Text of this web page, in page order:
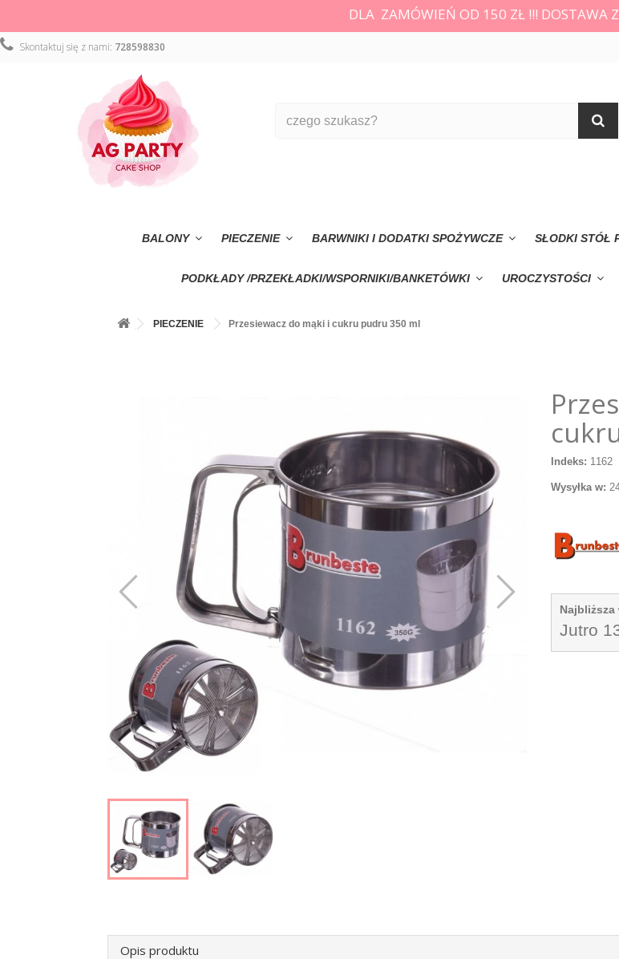
DLA ZAMÓWIEŃ OD 150 ZŁ !!! DOSTAWA
Skontaktuj się z nami: 728598830
BALONY PIECZENIE BARWNIKI I DODATKI SPOŻYWCZE SŁODKI STÓŁ
PODKŁADY /PRZEKŁADKI/WSPORNIKI/BANKETÓWKI UROCZYSTOŚCI
PIECZENIE Przesiewacz do mąki i cukru pudru 350 ml
Indeks: 1162
Wysyłka w:
Najbliższa
Jutro
Opis produktu